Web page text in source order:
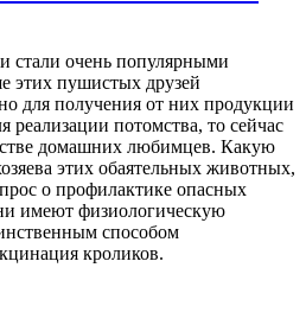
стали очень популярными
этих пушистых друзей
для получения от них продукции
реализации потомства, то сейчас
домашних любимцев. Какую
этих обаятельных животных,
о профилактике опасных
имеют физиологическую
способом
кроликов.